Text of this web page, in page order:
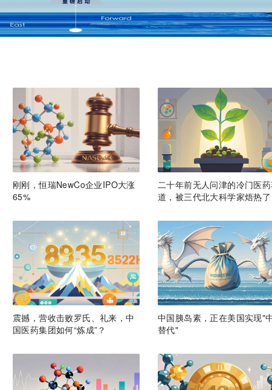
刚刚，恒瑞NewCo企业IPO大涨
65%
二十年前无人问津的冷门医
道，被三代北大科学家焐热了
震撼，营收击败罗氏、礼来，中
国医药集团如何“炼成”？
中国胰岛素，正在美国实现"
替代"